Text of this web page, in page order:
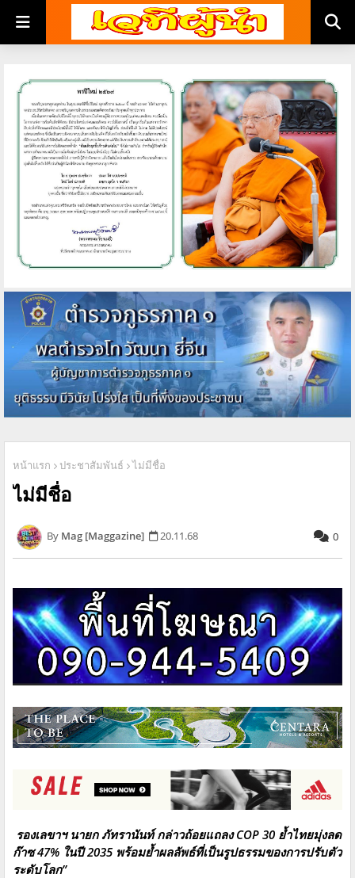
หน้าแรก ประชาสัมพันธ์ ไม่มีชื่อ
ไม่มีชื่อ
Mag [Maggazine] 20.11.68 0
รองเลขาฯ นายก ภัทรานันท์ กล่าวถ้อยแถลง COP 30 ย้ำไทยมุ่งลด
ก๊าซ 47% ในปี 2035 พร้อมย้ำผลลัพธ์ที่เป็นรูปธรรมของการปรับตัว
ระดับโลก”